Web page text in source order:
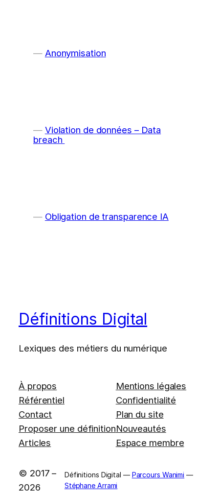
Anonymisation
Violation de données – Data
breach
Obligation de transparence IA
Définitions Digital
Lexiques des métiers du numérique
À propos
Référentiel
Contact
Proposer une définition
Articles
Mentions légales
Confidentialité
Plan du site
Nouveautés
Espace membre
© 2017 –
2026
Définitions Digital — Parcours Wanimi —
Stéphane Arrami